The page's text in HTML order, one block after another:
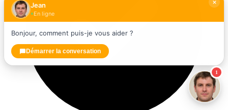
1
Jean
En ligne
Bonjour, comment puis-je vous aider ?
Démarrer la conversation